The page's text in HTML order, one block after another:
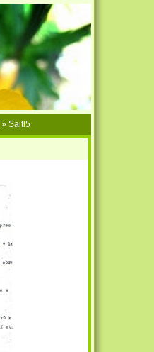
» Saitl5